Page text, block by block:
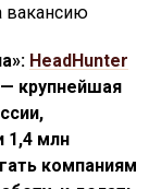
вакансию
HeadHunter
— крупнейшая
1,4 млн
компаниям